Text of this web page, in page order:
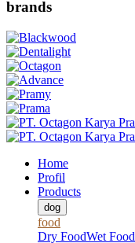
brands
Home
Profil
Products
dog
food
Dry FoodWet Food